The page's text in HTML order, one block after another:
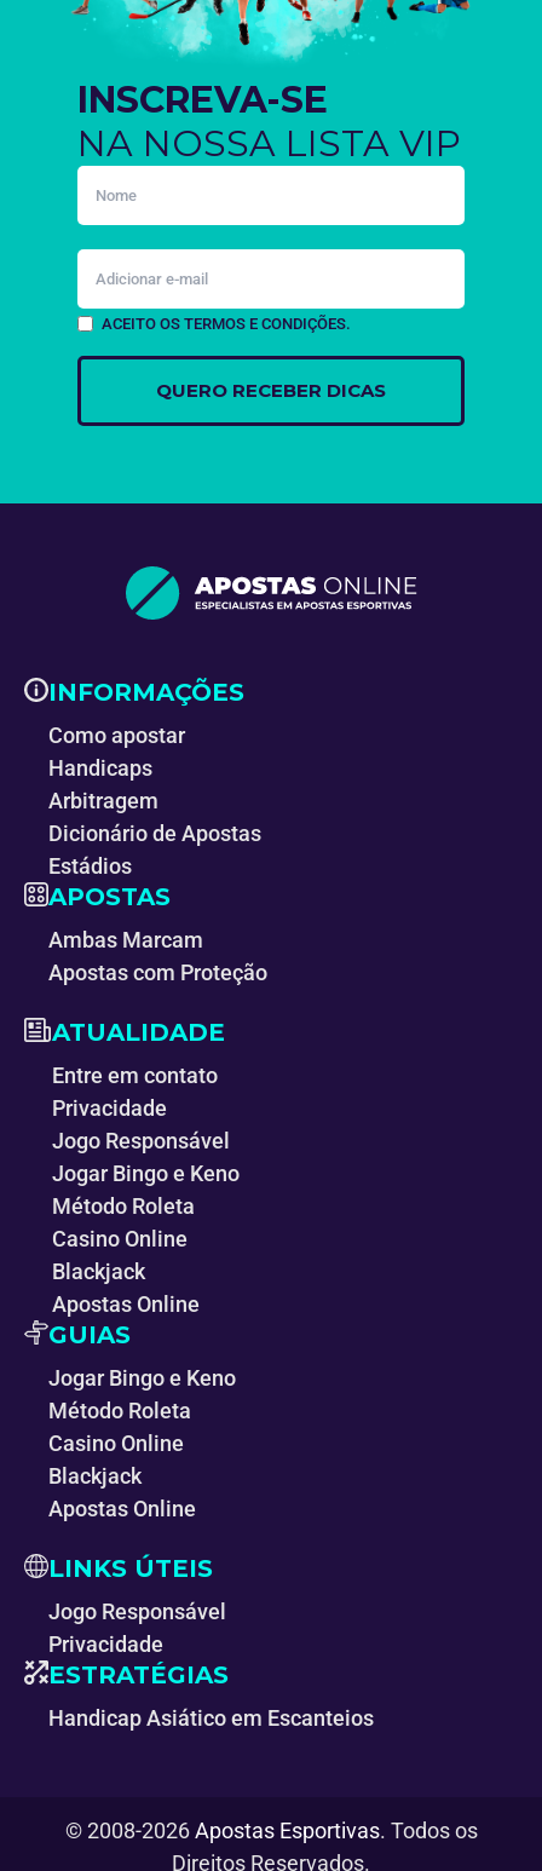
INSCREVA-SE
NA NOSSA LISTA VIP
ACEITO OS TERMOS E CONDIÇÕES.
INFORMAÇÕES
Como apostar
Handicaps
Arbitragem
Dicionário de Apostas
Estádios
APOSTAS
Ambas Marcam
Apostas com Proteção
ATUALIDADE
Entre em contato
Privacidade
Jogo Responsável
Jogar Bingo e Keno
Método Roleta
Casino Online
Blackjack
Apostas Online
GUIAS
Jogar Bingo e Keno
Método Roleta
Casino Online
Blackjack
Apostas Online
LINKS ÚTEIS
Jogo Responsável
Privacidade
ESTRATÉGIAS
Handicap Asiático em Escanteios
© 2008-2026Apostas Esportivas. Todos os
Direitos Reservados.